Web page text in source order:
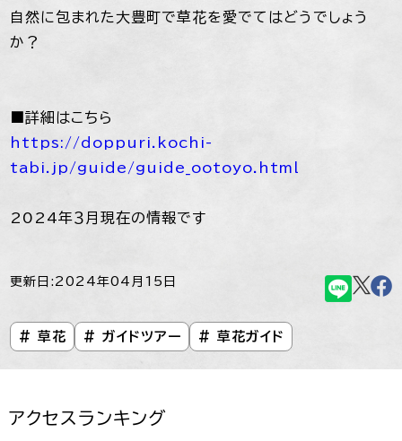
自然に包まれた大豊町で草花を愛でてはどうでしょう
か？
■詳細はこちら
https://doppuri.kochi-
tabi.jp/guide/guide_ootoyo.html
2024年３月現在の情報です
更新日:2024年04月15日
# 草花 # ガイドツアー # 草花ガイド
アクセスランキング